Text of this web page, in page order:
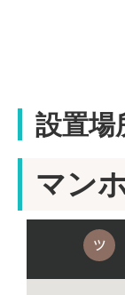
設置場
マン